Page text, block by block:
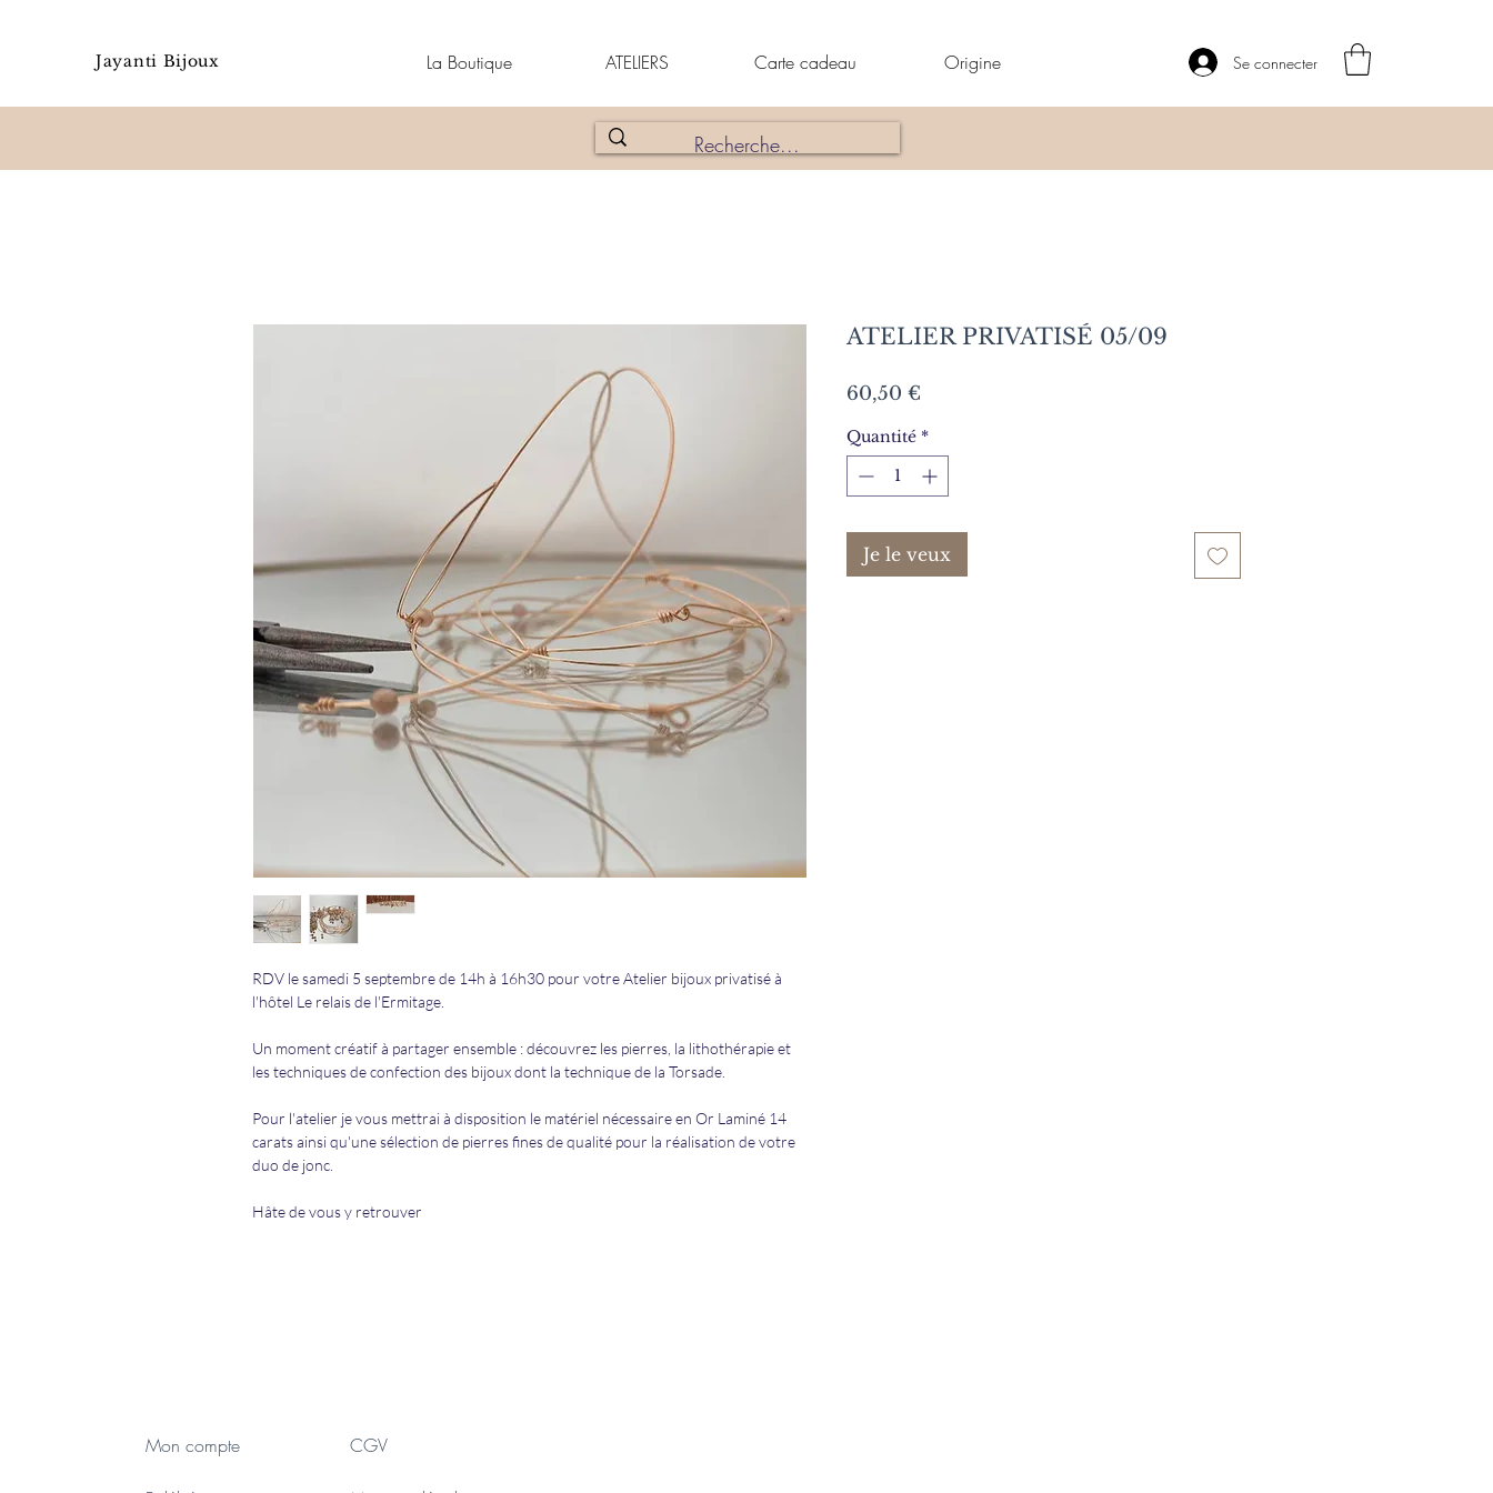
Jayanti Bijoux Se connecter
La Boutique ATELIERS Carte cadeau Origine
RDV le samedi 5 septembre de 14h à 16h30 pour votre Atelier bijoux privatisé à
l'hôtel Le relais de l'Ermitage.
Un moment créatif à partager ensemble : découvrez les pierres, la lithothérapie et
les techniques de confection des bijoux dont la technique de la Torsade.
Pour l'atelier je vous mettrai à disposition le matériel nécessaire en Or Laminé 14
carats ainsi qu'une sélection de pierres fines de qualité pour la réalisation de votre
duo de jonc.
Hâte de vous y retrouver
ATELIER PRIVATISÉ 05/09
60,50 €
Quantité *
Je le veux
Mon compte CGV